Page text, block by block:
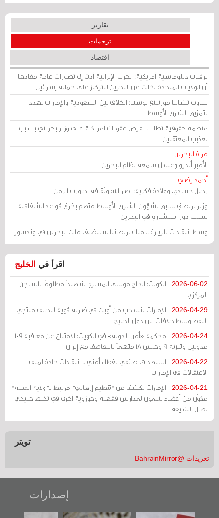
تقارير
ترجمات
اقتصاد
برقيات دبلوماسية أمريكية: الحرب الإيرانية أدت إلى تصورات عامة مفادها
أن الولايات المتحدة تخلت عن البحرين للتركيز على حماية إسرائيل
ساوث تشاينا مورنينغ بوست: الخلاف بين السعودية والإمارات يهدد
بتمزيق الشرق الأوسط
منظمة حقوقية تطالب بفرض عقوبات أمريكية على وزير بحريني بسبب
تعذيب المعتقلين
مرآة البحرين
الأمير أندرو وغسل سمعة نظام البحرين
أحمد رضي
رحيل جسدي، وولادة فكرية: نصر الله وثقافة تجاوزت الزمن
وزير بريطاني سابق لشؤون الشرق الأوسط متهم بخرق قواعد الشفافية
بسبب دور استشاري في البحرين
وسط انتقادات للزيارة .. ملك بريطانيا يستضيف ملك البحرين في وندسور
اقرأ في الخليج
2026-06-02
الكويت: الحاج موسى المسري شهيداً مظلومًا بالسجن
المركزي
2026-04-29
الإمارات تنسحب من أوبك في ضربة قوية لتحالف منتجي
النفط وسط خلافات بين دول الخليج
2026-04-24
محكمة «أمن الدولة» في الكويت: الامتناع عن معاقبة 109
مدونين وتبرئة 9 وحبس 18 متهماً بالتعاطف مع إيران
2026-04-22
استهداف طائفي بغطاء أمني .. انتقادات حادة لملف
الاعتقالات في الإمارات
2026-04-21
الإمارات تكشف عن "تنظيم إرهابي" مرتبط بـ"ولاية الفقيه"
مكوّن من أعضاء ينتمون لمدارس فقهية وحوزوية أخرى في تخبط خليجي
يطال الشيعة
تويتر
تغريدات @BahrainMirror
إصدارات